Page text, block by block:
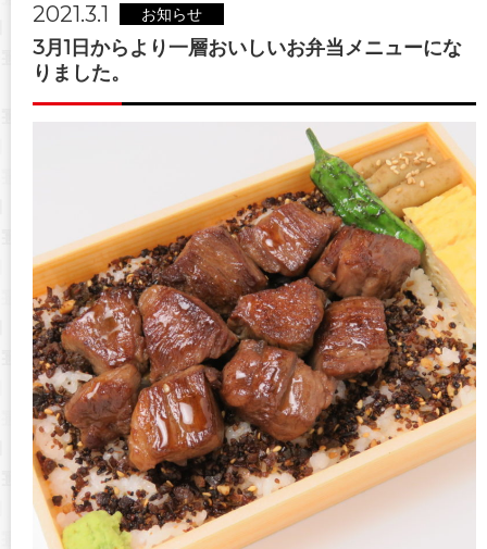
2021.3.1 お知らせ
3月1日からより一層おいしいお弁当メニューにな
りました。